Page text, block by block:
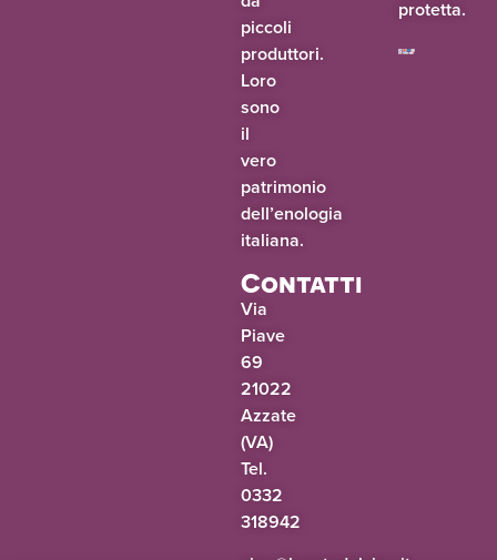
piccoli
produttori.
Loro
sono
il
vero
patrimonio
dell’enologia
italiana.
Contatti
Via
Piave
69
21022
Azzate
(VA)
Tel.
0332
318942
protetta.